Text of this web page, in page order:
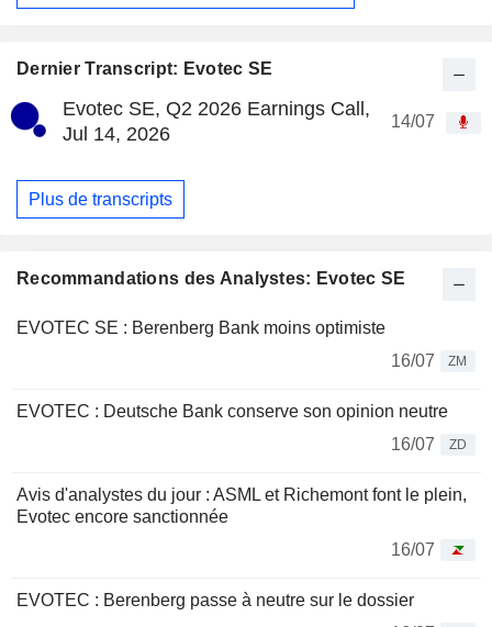
Dernier Transcript: Evotec SE
Evotec SE, Q2 2026 Earnings Call,
Jul 14, 2026
14/07
Plus de transcripts
Recommandations des Analystes: Evotec SE
EVOTEC SE : Berenberg Bank moins optimiste
16/07
ZM
EVOTEC : Deutsche Bank conserve son opinion neutre
16/07
ZD
Avis d'analystes du jour : ASML et Richemont font le plein,
Evotec encore sanctionnée
16/07
EVOTEC : Berenberg passe à neutre sur le dossier